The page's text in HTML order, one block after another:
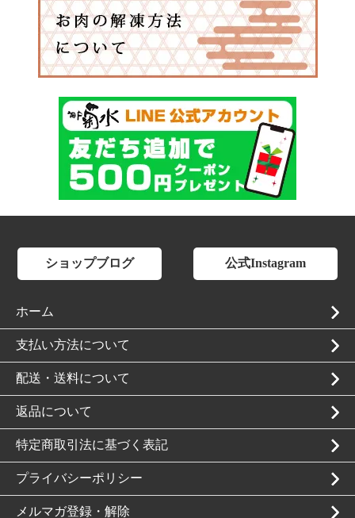
ショップブログ 公式Instagram
ホーム
支払い方法について
配送・送料について
返品について
特定商取引法に基づく表記
プライバシーポリシー
メルマガ登録・解除